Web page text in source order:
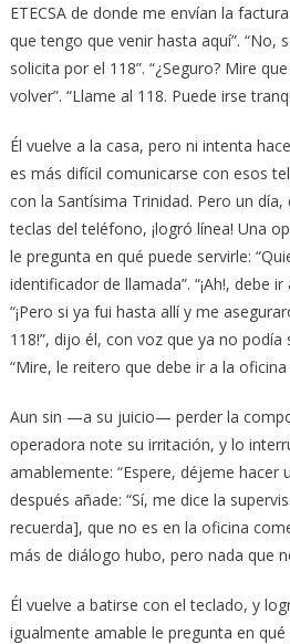
ETECSA de donde me envían la
que tengo que venir hasta aquí”. “No,
solicita por el 118”. “¿Seguro? Mire
volver”. “Llame al 118. Puede irse
Él vuelve a la casa, pero ni intenta
es más difícil comunicarse con esos
con la Santísima Trinidad. Pero un
teclas del teléfono, ¡logró línea! Una
le pregunta en qué puede servirle:
identificador de llamada”. “¡Ah!, debe
“¡Pero si ya fui hasta allí y me
118!”, dijo él, con voz que ya no podía
“Mire, le reitero que debe ir a la oficina
Aun sin —a su juicio— perder la
operadora note su irritación, y lo
amablemente: “Espere, déjeme hacer
después añade: “Sí, me dice la
recuerda], que no es en la oficina
más de diálogo hubo, pero nada que
Él vuelve a batirse con el teclado, y
igualmente amable le pregunta en